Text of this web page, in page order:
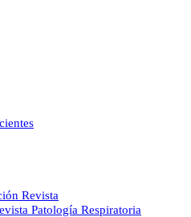
Revista
Patología Respiratoria